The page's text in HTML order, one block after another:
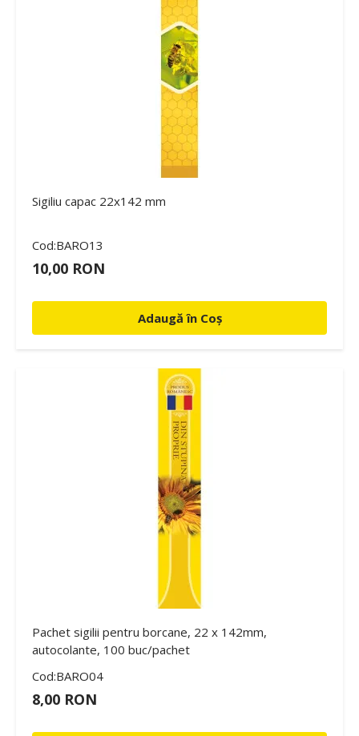
Sigiliu capac 22x142 mm
Cod:BARO13
10,00 RON
Adaugă în Coș
Pachet sigilii pentru borcane, 22 x 142mm,
autocolante, 100 buc/pachet
Cod:BARO04
8,00 RON